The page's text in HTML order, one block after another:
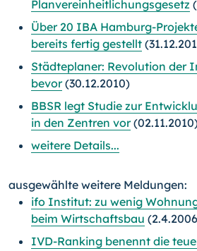
Planvereinheitlichungsgesetz
Über 20 IBA Hamburg-
bereits fertig gestellt
Städteplaner: Revolution der
bevor(30.12.2010)
BBSR legt Studie zur
in den Zentren vor
weitere Details...
ausgewählte weitere Meldungen:
ifo Institut: zu wenig
beim Wirtschaftsbau
IVD-Ranking benennt die